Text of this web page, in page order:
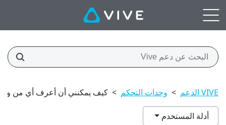
VIVE الدعم > وحدات التحكم > كيف يمكنني أن أعرف أي من
أدلة المستخدم